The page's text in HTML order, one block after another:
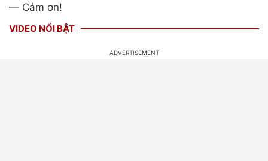
— Cám ơn!
VIDEO NỔI BẬT